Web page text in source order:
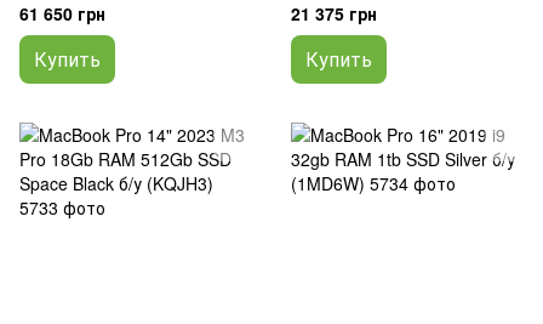
(5JQKP)
61 650 грн
Купить
у (5Q05F)
21 375 грн
Купить